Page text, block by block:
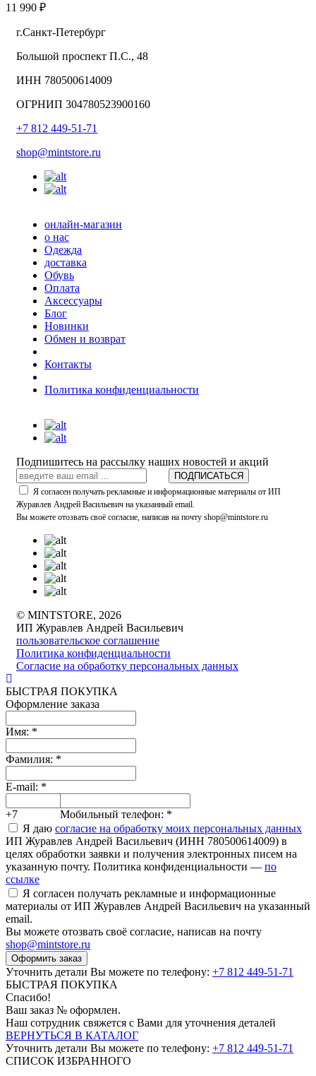
11 990 ₽
г.Санкт-Петербург
Большой проспект П.С., 48
ИНН 780500614009
ОГРНИП 304780523900160
+7 812 449-51-71
shop@mintstore.ru
онлайн-магазин
о нас
Одежда
доставка
Обувь
Оплата
Аксессуары
Блог
Новинки
Обмен и возврат
Контакты
Политика конфиденциальности
Подпишитесь на рассылку наших новостей и акций
ПОДПИСАТЬСЯ
Я согласен получать рекламные и информационные материалы от ИП
Журавлев Андрей Васильевич на указанный email.
Вы можете отозвать своё согласие, написав на почту shop@mintstore.ru
© MINTSTORE, 2026
ИП Журавлев Андрей Васильевич
пользовательское соглашение
Политика конфиденциальности
Согласие на обработку персональных данных
БЫСТРАЯ ПОКУПКА
Оформление заказа
Имя: *
Фамилия: *
E-mail: *
+7 Мобильный телефон: *
Я даю согласие на обработку моих персональных данных
ИП Журавлев Андрей Васильевич (ИНН 780500614009) в
целях обработки заявки и получения электронных писем на
указанную почту. Политика конфиденциальности — по
ссылке
Я согласен получать рекламные и информационные
материалы от ИП Журавлев Андрей Васильевич на указанный
email.
Вы можете отозвать своё согласие, написав на почту
shop@mintstore.ru
Оформить заказ
Уточнить детали Вы можете по телефону: +7 812 449-51-71
БЫСТРАЯ ПОКУПКА
Спасибо!
Ваш заказ № оформлен.
Наш сотрудник свяжется с Вами для уточнения деталей
ВЕРНУТЬСЯ В КАТАЛОГ
Уточнить детали Вы можете по телефону: +7 812 449-51-71
СПИСОК ИЗБРАННОГО